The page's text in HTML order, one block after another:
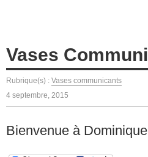
Vases
Rubrique(s) : Vases communicants
4 septembre, 2015
Bienvenue à